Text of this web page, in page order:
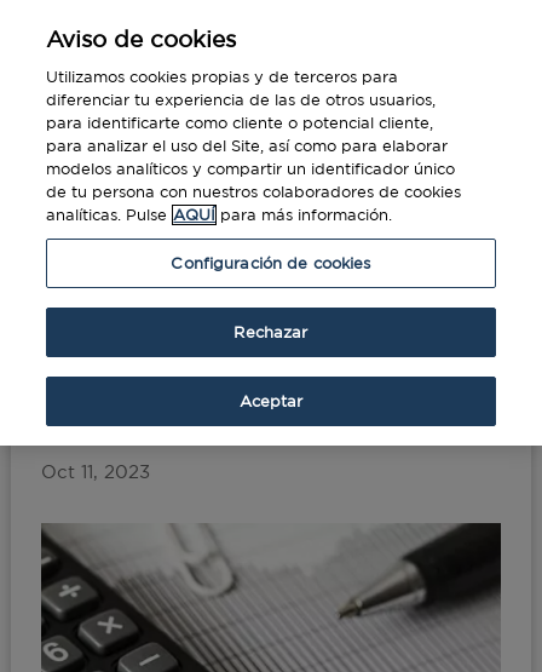
Portada»Reducción del plazo de pago a
proveedores: ¿Solución u obstáculo?
Reducción del plazo de
pago a proveedores:
¿Solución u obstáculo?
Oct 11, 2023
Aviso de cookies
Utilizamos cookies propias y de terceros para
diferenciar tu experiencia de las de otros usuarios,
para identificarte como cliente o potencial cliente,
para analizar el uso del Site, así como para elaborar
modelos analíticos y compartir un identificador único
de tu persona con nuestros colaboradores de cookies
analíticas. Pulse AQUÍ para más información.
Configuración de cookies
Rechazar
Aceptar